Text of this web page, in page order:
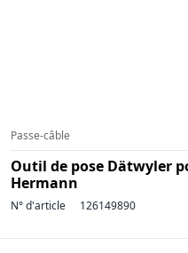
Passe-câble
Outil de pose Dätwyler
Hermann
N° d'article 126149890